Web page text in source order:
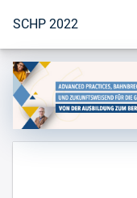
Zur Startseite
SCHP 2022